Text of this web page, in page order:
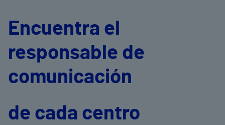
Encuentra el
responsable de
comunicación
de cada centro